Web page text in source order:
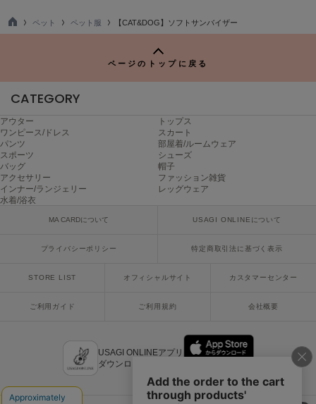
ナイキ
ヌル
On
オン
Onitsuka Tiger
オニツカ タイガー
オル
Philly chocolate
フィリーチョコレート
TO
ペット ペット服 【CAT&DOG】ソフトサンバイザー
ページのトップに戻る
CATEGORY
アウター
トップス
ワンピース/ドレス
スカート
パンツ
部屋着/ルームウェア
スポーツ
シューズ
バッグ
帽子
アクセサリー
ファッション雑貨
インナー/ランジェリー
レッグウェア
水着/浴衣
MA CARDについて USAGI ONLINEについて
プライバシーポリシー 特定商取引法に基づく表示
STORE LIST オフィシャルサイト カスタマーセンター
ご利用ガイド ご利用規約 会社概要
USAGI ONLINEアプリ
ダウンロードはこちら